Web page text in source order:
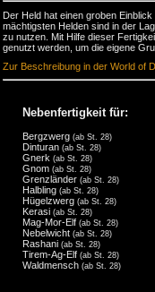
Der Held hat einen groben
mächtigsten Helden sind in der
zu nutzen. Mit Hilfe dieser
genutzt werden, um die eigene
Zur Beschreibung in der World of
Nebenfertigkeit für:
Bergzwerg (ab St. 28)
Dinturan (ab St. 28)
Gnerk (ab St. 28)
Gnom (ab St. 28)
Grenzländer (ab St. 28)
Halbling (ab St. 28)
Hügelzwerg (ab St. 28)
Kerasi (ab St. 28)
Mag-Mor-Elf (ab St. 28)
Nebelwicht (ab St. 28)
Rashani (ab St. 28)
Tirem-Ag-Elf (ab St. 28)
Waldmensch (ab St. 28)